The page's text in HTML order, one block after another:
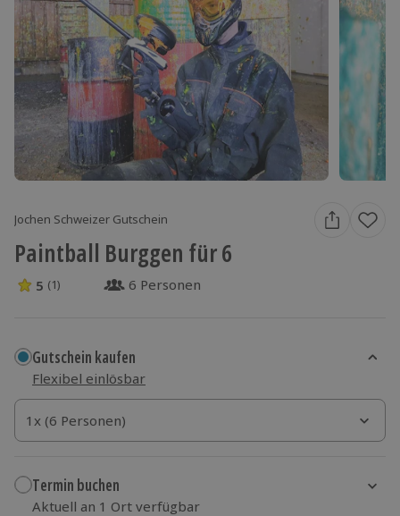
Jochen Schweizer Gutschein
Paintball Burggen für 6
5 Sterne von 5 aus 1 Bewertungen
5 (1) 6 Personen
Gutschein kaufen
Flexibel einlösbar
1x (6 Personen)
1x (6 Personen)
1x (6 Personen)
Termin buchen
Aktuell an 1 Ort verfügbar